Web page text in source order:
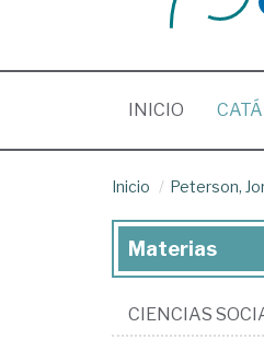
INICIO
Inicio Peterson,
Materias
CIENCIAS